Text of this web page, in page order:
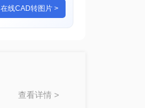
在线CAD转图片 >
查看详情 >